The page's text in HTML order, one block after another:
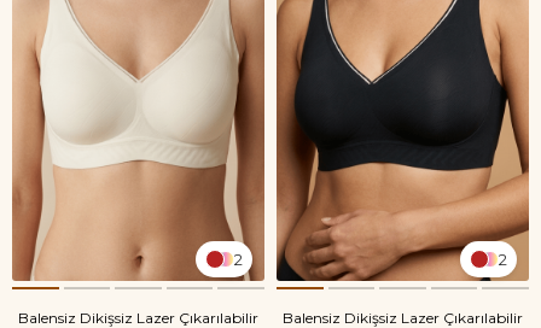
2
Balensiz Dikişsiz Lazer Çıkarılabilir
2
Balensiz Dikişsiz Lazer Çıkarılabilir